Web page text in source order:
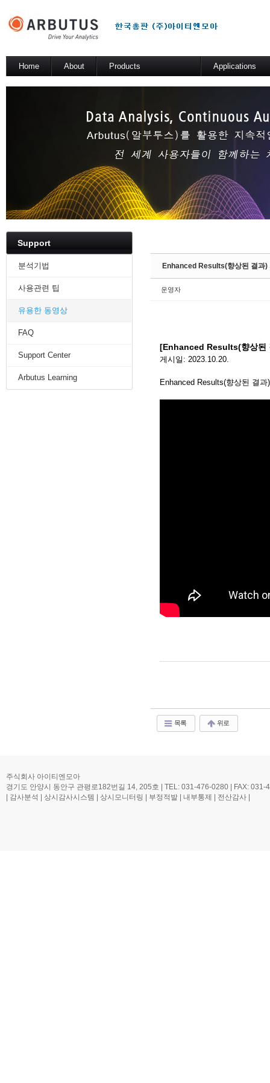
Home About Products
SmartLink for SAP
Results Manager
WebConnect
SmartApps
Arbutus Data Story
Applications
Support
분석기법
사용관련 팁
유용한 동영상
FAQ
Support Center
Arbutus Learning
Enhanced Results(향상된 결과)
운영자
[Enhanced Results(향상된
게시일: 2023.10.20.
Enhanced Results(향상된 결
목록 위로
주식회사 아이티엔모아
경기도 안양시 동안구 관평로182번길 14, 205호 | TEL: 031-476-0280 | FAX:
| 감사분석 | 상시감사시스템 | 상시모니터링 | 부정적발 | 내부통제 | 전산감사 |
Sketchbook5, 스케치북5
Sketchbook5, 스케치북5